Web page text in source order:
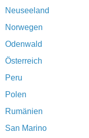
Neuseeland
Norwegen
Odenwald
Österreich
Peru
Polen
Rumänien
San Marino